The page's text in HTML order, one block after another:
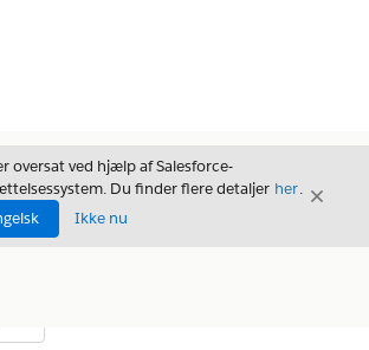
oversat ved hjælp af Salesforce-
Du finder flere detaljer her.
Ikke nu
Luk